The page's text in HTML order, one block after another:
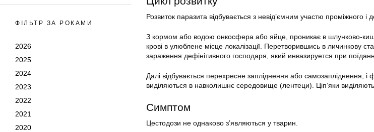
ФІЛЬТР ЗА РОКАМИ
2026
2025
2024
2023
2022
2021
2020
Розвиток паразита відбувається з невід’ємним участю проміжного і
З кормом або водою онкосфера або яйце, проникає в шлунково-
крові в улюблене місце локалізації. Перетворившись в личинкову
зараження дефінітивного господаря, який инвазируется при
Далі відбувається перехресне запліднення або самозапліднення, і
виділяються в навколишнє середовище (лентеци). Ціп’яки виділяють
Симптом
Цестодози не однаково з’являються у тварин.